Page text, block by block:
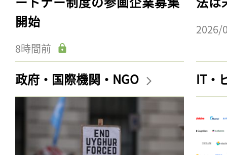
開始
8時間前
2026/
政府・国際機関・NGO IT・